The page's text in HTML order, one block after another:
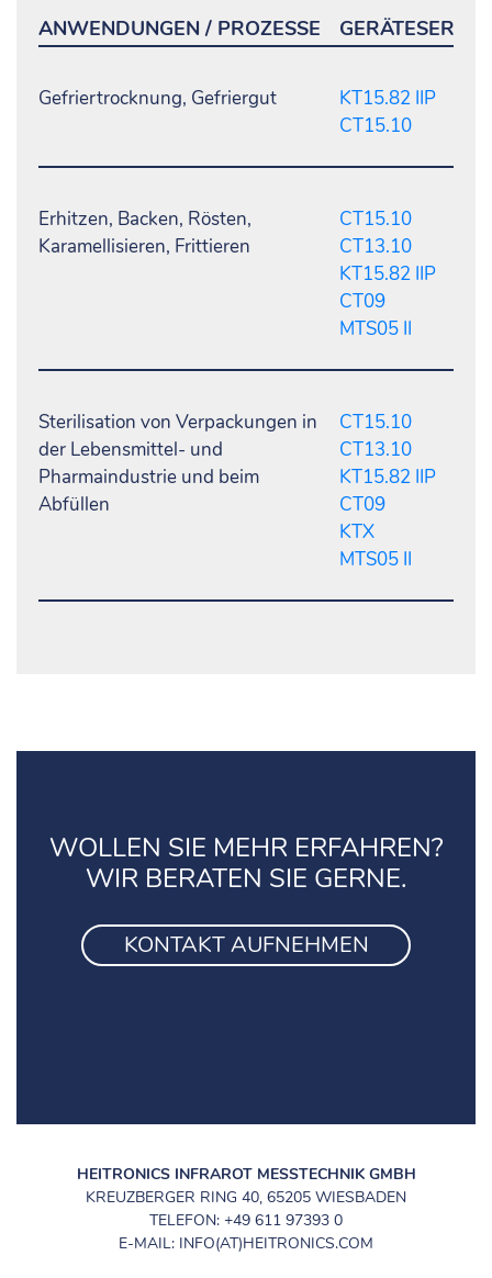
ANWENDUNGEN / PROZESSE GERÄTESERIE
Gefriertrocknung, Gefriergut
KT15.82 IIP
CT15.10
Erhitzen, Backen, Rösten,
Karamellisieren, Frittieren
CT15.10
CT13.10
KT15.82 IIP
CT09
MTS05 II
Sterilisation von Verpackungen in
der Lebensmittel- und
Pharmaindustrie und beim
Abfüllen
CT15.10
CT13.10
KT15.82 IIP
CT09
KTX
MTS05 II
WOLLEN SIE MEHR ERFAHREN?
WIR BERATEN SIE GERNE.
KONTAKT AUFNEHMEN
HEITRONICS INFRAROT MESSTECHNIK GMBH
KREUZBERGER RING 40, 65205 WIESBADEN
TELEFON: +49 611 97393 0
E-MAIL: INFO(AT)HEITRONICS.COM